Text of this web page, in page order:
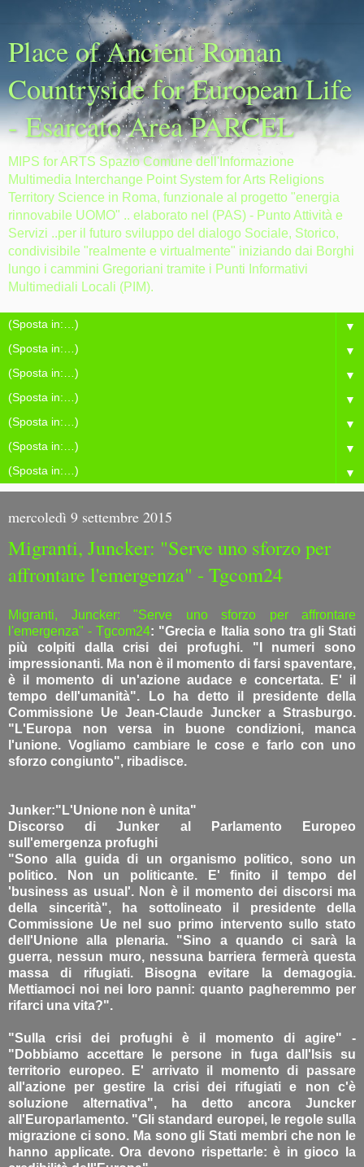
Place of Ancient Roman
Countryside for European Life
- Esarcato Area PARCEL
MIPS for ARTS Spazio Comune dell'Informazione
Multimedia Interchange Point System for Arts Religions
Territory Science in Roma, funzionale al progetto "energia
rinnovabile UOMO" .. elaborato nel (PAS) - Punto Attività e
Servizi ..per il futuro sviluppo del dialogo Sociale, Storico,
condivisibile "realmente e virtualmente" iniziando dai Borghi
lungo i cammini Gregoriani tramite i Punti Informativi
Multimediali Locali (PIM).
▼
▼
▼
▼
▼
▼
▼
mercoledì 9 settembre 2015
Migranti, Juncker: "Serve uno sforzo per
affrontare l'emergenza" - Tgcom24
Migranti, Juncker: "Serve uno sforzo per affrontare
l'emergenza" - Tgcom24: "Grecia e Italia sono tra gli Stati
più colpiti dalla crisi dei profughi. "I numeri sono
impressionanti. Ma non è il momento di farsi spaventare,
è il momento di un'azione audace e concertata. E' il
tempo dell'umanità". Lo ha detto il presidente della
Commissione Ue Jean-Claude Juncker a Strasburgo.
"L'Europa non versa in buone condizioni, manca
l'unione. Vogliamo cambiare le cose e farlo con uno
sforzo congiunto", ribadisce.
Junker:"L'Unione non è unita"
Discorso di Junker al Parlamento Europeo
sull'emergenza profughi
"Sono alla guida di un organismo politico, sono un
politico. Non un politicante. E' finito il tempo del
'business as usual'. Non è il momento dei discorsi ma
della sincerità", ha sottolineato il presidente della
Commissione Ue nel suo primo intervento sullo stato
dell'Unione alla plenaria. "Sino a quando ci sarà la
guerra, nessun muro, nessuna barriera fermerà questa
massa di rifugiati. Bisogna evitare la demagogia.
Mettiamoci noi nei loro panni: quanto pagheremmo per
rifarci una vita?".
"Sulla crisi dei profughi è il momento di agire" -
"Dobbiamo accettare le persone in fuga dall'Isis su
territorio europeo. E' arrivato il momento di passare
all'azione per gestire la crisi dei rifugiati e non c'è
soluzione alternativa", ha detto ancora Juncker
all'Europarlamento. "Gli standard europei, le regole sulla
migrazione ci sono. Ma sono gli Stati membri che non le
hanno applicate. Ora devono rispettarle: è in gioco la